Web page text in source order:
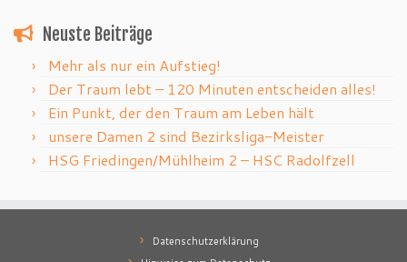
Neuste Beiträge
Mehr als nur ein Aufstieg!
Der Traum lebt – 120 Minuten entscheiden alles!
Ein Punkt, der den Traum am Leben hält
unsere Damen 2 sind Bezirksliga-Meister
HSG Friedingen/Mühlheim 2 – HSC Radolfzell
Datenschutzerklärung